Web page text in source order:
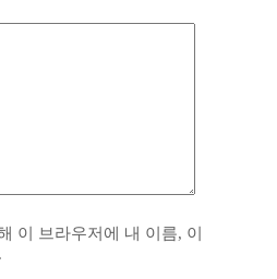
이 브라우저에 내 이름, 이